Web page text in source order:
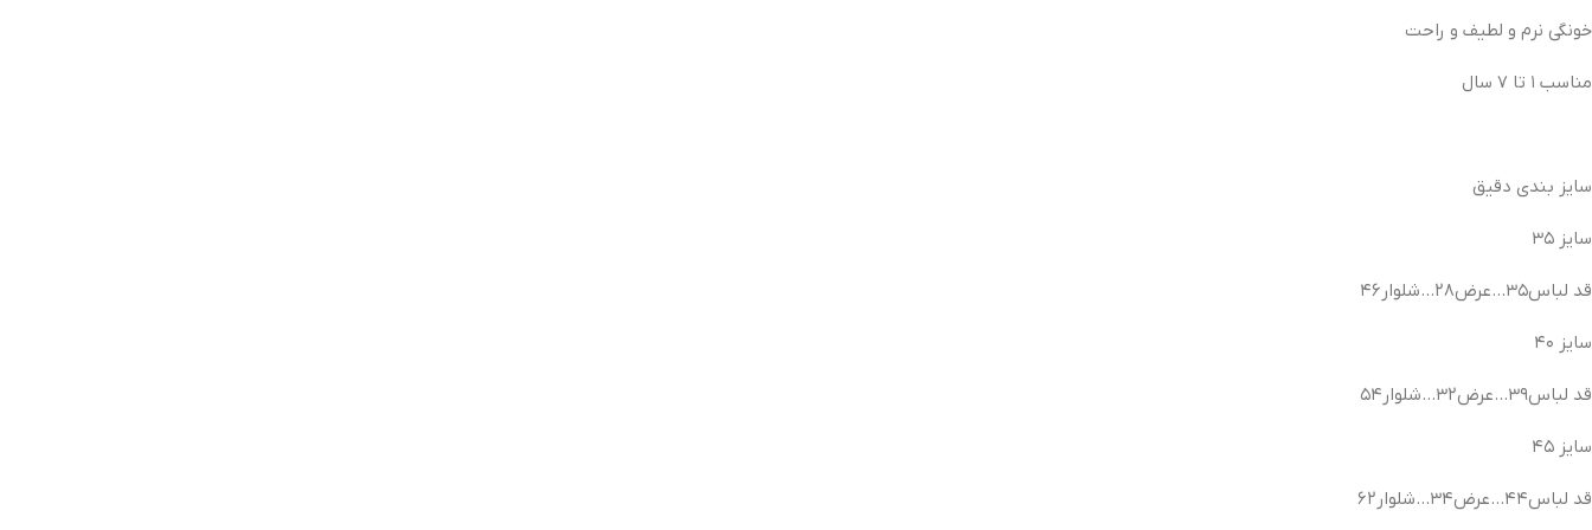
خونگی نرم و لطیف و راحت
مناسب ۱ تا ۷ سال
سایز بندی دقیق
سایز ۳۵
قد لباس۳۵…عرض۲۸…شلوار۴۶
سایز ۴۰
قد لباس۳۹…عرض۳۲…شلوار۵۴
سایز ۴۵
قد لباس۴۴…عرض۳۴…شلوار۶۲